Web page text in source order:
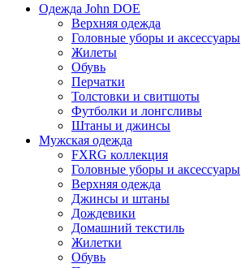
Одежда John DOE
Верхняя одежда
Головные уборы и аксессуары
Жилеты
Обувь
Перчатки
Толстовки и свитшоты
Футболки и лонгсливы
Штаны и джинсы
Мужская одежда
FXRG коллекция
Головные уборы и аксессуары
Верхняя одежда
Джинсы и штаны
Дождевики
Домашний текстиль
Жилетки
Обувь